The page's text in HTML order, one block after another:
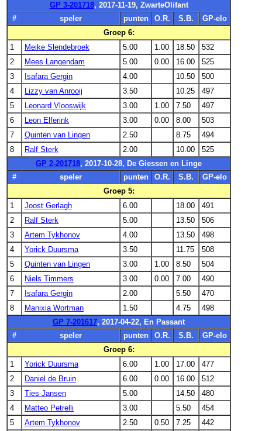
GP 3-201718, 2017-11-19, ZwarteOlifant
#
speler punten O.R. S.B.
GP-elo
Groep 6:
1
Meike Slendebroek 5.00 1.00 18.50
532
2
Mees Langendam 5.00 0.00 16.00
525
3
Isafara Gergin 4.00 10.50
500
4
Lizzy van Anrooij 3.50 10.25
497
5
Leonard Vlooswijk 3.00 1.00 7.50
497
6
Leon Elferink 3.00 0.00 8.00
503
7
Quinten van Lingen 2.50 8.75
494
8
Ralf Sterk 2.00 10.00
525
GP 2-201718, 2017-10-28, De Giessen en Linge
#
speler punten O.R. S.B.
GP-elo
Groep 5:
1
Joost Gerlagh 6.00 18.00
491
2
Ralf Sterk 5.00 13.50
506
3
Artem Tykhonov 4.00 13.50
498
4
Yorick Duursma 3.50 11.75
508
5
Quinten van Lingen 3.00 1.00 8.50
504
6
Niels Timmers 3.00 0.00 7.00
490
7
Isafara Gergin 2.00 5.50
470
8
Manixia Wortman 1.50 4.75
498
GP 7-201617, 2017-04-22, En Passant
#
speler punten O.R. S.B.
GP-elo
Groep 6:
1
Yorick Duursma 6.00 1.00 17.00
477
2
Daniel de Bruin 6.00 0.00 16.00
512
3
Ties Jansen 5.00 14.50
480
4
Matteo Petrelli 3.00 5.50
454
5
Artem Tykhonov 2.50 0.50 7.25
442